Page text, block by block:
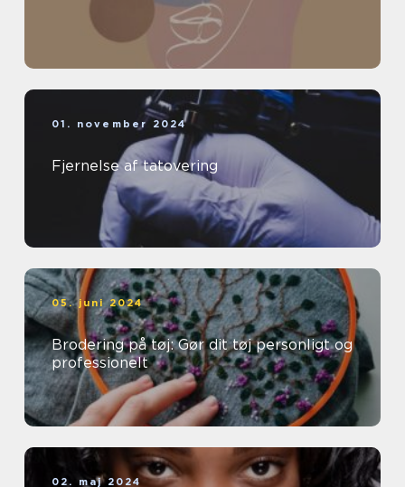
01. november 2024
Fjernelse af tatovering
05. juni 2024
Brodering på tøj: Gør dit tøj personligt og
professionelt
02. maj 2024